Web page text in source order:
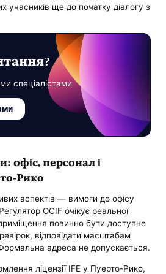
учасників ще до початку діалогу з
спеціалістами
офіс, персонал і
Рико
аспектів — вимоги до офісу
OCIF очікує реальної
повинно бути доступне
відповідати масштабам
Формальна адреса не допускається.
ліцензії IFE у Пуерто-Рико,